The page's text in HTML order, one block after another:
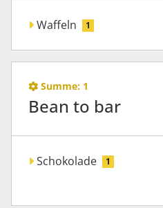
Waffeln 1
Summe: 1
Bean to bar
Schokolade 1